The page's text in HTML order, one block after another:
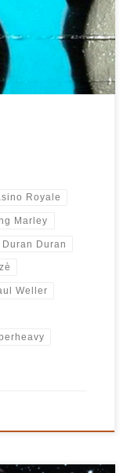
of Sunshine con la
[…]
Royale
Marley
Duran Duran
Weller